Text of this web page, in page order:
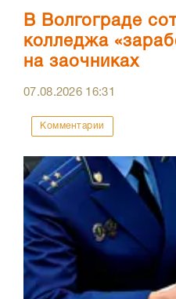
В Волгограде
колледжа
на заочниках
07.08.2026 16:31
Комментарии